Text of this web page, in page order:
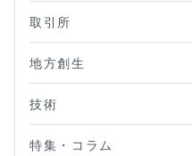
取引所
地方創生
技術
特集・コラム